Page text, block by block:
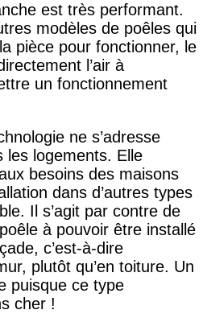
est très performant.
modèles de poêles qui
pièce pour fonctionner, le
l’air à
un fonctionnement
ne s’adresse
les logements. Elle
besoins des maisons
dans d’autres types
Il s’agit par contre de
à pouvoir être installé
c’est-à-dire
plutôt qu’en toiture. Un
puisque ce type
cher !